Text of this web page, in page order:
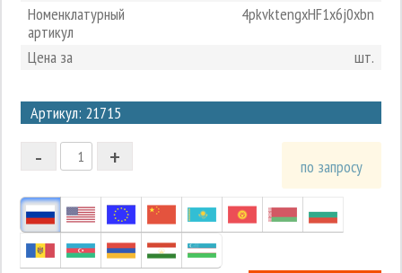
Номенклатурный
артикул
4pkvktengxHF1x6j0xbn
Цена за шт.
Артикул: 21715
2
1
-1
+
- по запросу